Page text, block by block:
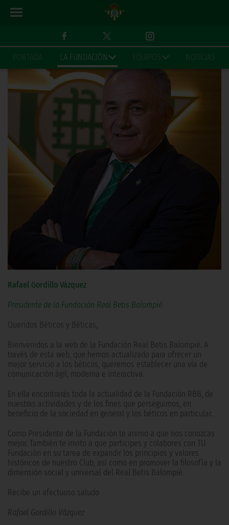
PORTADA LA FUNDACIÓN EQUIPOS NOTICIAS
GREETINGS FROM THE PRESIDENT
Rafael Gordillo Vázquez
Presidente de la Fundación Real Betis Balompié
Queridos Béticos y Béticas,
Bienvenidos a la web de la Fundación Real Betis Balompié. A
través de esta web, que hemos actualizado para ofrecer un
mejor servicio a los béticos, queremos establecer una vía de
comunicación ágil, moderna e interactiva.
En ella encontrarás toda la actualidad de la Fundación RBB, de
nuestras actividades y de los fines que perseguimos, en
beneficio de la sociedad en general y los béticos en particular.
Como Presidente de la Fundación te animo a que nos conozcas
mejor. También te invito a que participes y colabores con TU
Fundación en su tarea de expandir los principios y valores
históricos de nuestro Club, así como en promover la filosofía y la
dimensión social y universal del Real Betis Balompié.
Recibe un afectuoso saludo
Rafael Gordillo Vázquez